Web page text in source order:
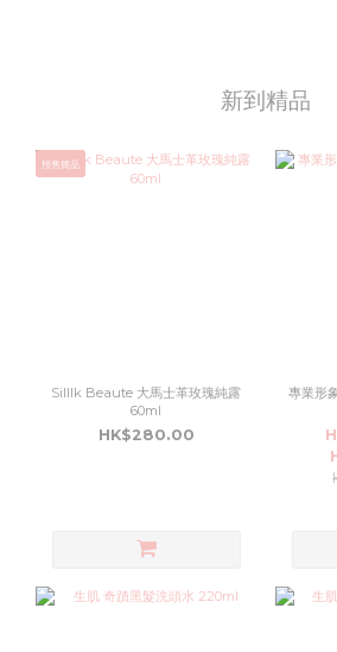
新到精品
預售貨品
Silllk Beaute 大馬士革玫瑰純露
60ml
HK$280.00
專業形